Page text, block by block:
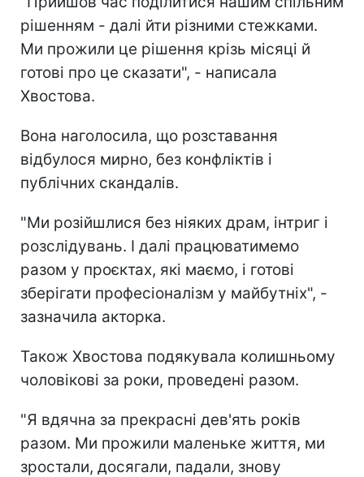
рішенням - далі йти різними стежками.
Ми прожили це рішення крізь місяці й
готові про це сказати", - написала
Хвостова.
Вона наголосила, що розставання
відбулося мирно, без конфліктів і
публічних скандалів.
"Ми розійшлися без ніяких драм, інтриг і
розслідувань. І далі працюватимемо
разом у проєктах, які маємо, і готові
зберігати професіоналізм у майбутніх", -
зазначила акторка.
Також Хвостова подякувала колишньому
чоловікові за роки, проведені разом.
"Я вдячна за прекрасні дев'ять років
разом. Ми прожили маленьке життя, ми
зростали, досягали, падали, знову